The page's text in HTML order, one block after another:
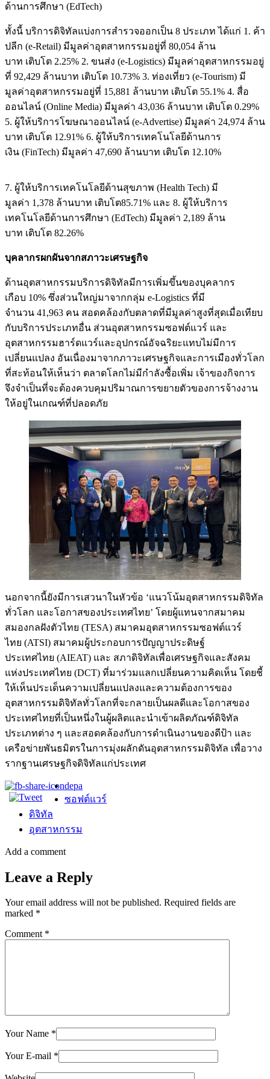
ด้านการศึกษา (EdTech)
ทั้งนี้ บริการดิจิทัลแบ่งการสำรวจออกเป็น 8 ประเภท ได้แก่ 1. ค้า
ปลีก (e-Retail) มีมูลค่าอุตสาหกรรมอยู่ที่ 80,054 ล้าน
บาท เติบโต 2.25% 2. ขนส่ง (e-Logistics) มีมูลค่าอุตสาหกรรมอยู่
ที่ 92,429 ล้านบาท เติบโต 10.73% 3. ท่องเที่ยว (e-Tourism) มี
มูลค่าอุตสาหกรรมอยู่ที่ 15,881 ล้านบาท เติบโต 55.1% 4. สื่อ
ออนไลน์ (Online Media) มีมูลค่า 43,036 ล้านบาท เติบโต 0.29%
5. ผู้ให้บริการโฆษณาออนไลน์ (e-Advertise) มีมูลค่า 24,974 ล้าน
บาท เติบโต 12.91% 6. ผู้ให้บริการเทคโนโลยีด้านการ
เงิน (FinTech) มีมูลค่า 47,690 ล้านบาท เติบโต 12.10%
7. ผู้ให้บริการเทคโนโลยีด้านสุขภาพ (Health Tech) มี
มูลค่า 1,378 ล้านบาท เติบโต85.71% และ 8. ผู้ให้บริการ
เทคโนโลยีด้านการศึกษา (EdTech) มีมูลค่า 2,189 ล้าน
บาท เติบโต 82.26%
บุคลากรผกผันจากสภาวะเศรษฐกิจ
ด้านอุตสาหกรรมบริการดิจิทัลมีการเพิ่มขึ้นของบุคลากร
เกือบ 10% ซึ่งส่วนใหญ่มาจากกลุ่ม e-Logistics ที่มี
จำนวน 41,963 คน สอดคล้องกับตลาดที่มีมูลค่าสูงที่สุดเมื่อเทียบ
กับบริการประเภทอื่น ส่วนอุตสาหกรรมซอฟต์แวร์ และ
อุตสาหกรรมฮาร์ดแวร์และอุปกรณ์อัจฉริยะแทบไม่มีการ
เปลี่ยนแปลง อันเนื่องมาจากภาวะเศรษฐกิจและการเมืองทั่วโลก
ที่สะท้อนให้เห็นว่า ตลาดโลกไม่มีกำลังซื้อเพิ่ม เจ้าของกิจการ
จึงจำเป็นที่จะต้องควบคุมปริมาณการขยายตัวของการจ้างงาน
ให้อยู่ในเกณฑ์ที่ปลอดภัย
นอกจากนี้ยังมีการเสวนาในหัวข้อ ‘แนวโน้มอุตสาหกรรมดิจิทัล
ทั่วโลก และโอกาสของประเทศไทย’ โดยผู้แทนจากสมาคม
สมองกลฝังตัวไทย (TESA) สมาคมอุตสาหกรรมซอฟต์แวร์
ไทย (ATSI) สมาคมผู้ประกอบการปัญญาประดิษฐ์
ประเทศไทย (AIEAT) และ สภาดิจิทัลเพื่อเศรษฐกิจและสังคม
แห่งประเทศไทย (DCT) ที่มาร่วมแลกเปลี่ยนความคิดเห็น โดยชี้
ให้เห็นประเด็นความเปลี่ยนแปลงและความต้องการของ
อุตสาหกรรมดิจิทัลทั่วโลกที่จะกลายเป็นผลดีและโอกาสของ
ประเทศไทยที่เป็นหนึ่งในผู้ผลิตและนำเข้าผลิตภัณฑ์ดิจิทัล
ประเภทต่าง ๆ และสอดคล้องกับการดำเนินงานของดีป้า และ
เครือข่ายพันธมิตรในการมุ่งผลักดันอุตสาหกรรมดิจิทัล เพื่อวาง
รากฐานเศรษฐกิจดิจิทัลแก่ประเทศ
depa
ซอฟต์แวร์
ดิจิทัล
อุตสาหกรรม
Add a comment
Leave a Reply
Your email address will not be published. Required fields are
marked *
Comment *
Your Name *
Your E-mail *